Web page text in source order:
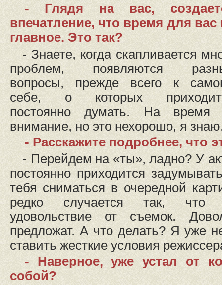
- Глядя на вас,
впечатление, что время для вас
главное. Это так?
- Знаете, когда скапливается
проблем, появляются
вопросы, прежде всего к
себе, о которых
постоянно думать. На время
внимание, но это нехорошо, я
- Расскажите подробнее, что
- Перейдем на «ты», ладно? У
постоянно приходится
тебя сниматься в очередной
редко случается так, что
удовольствие от съемок.
предложат. А что делать? Я уже
ставить жесткие условия
- Наверное, уже устал от
собой?